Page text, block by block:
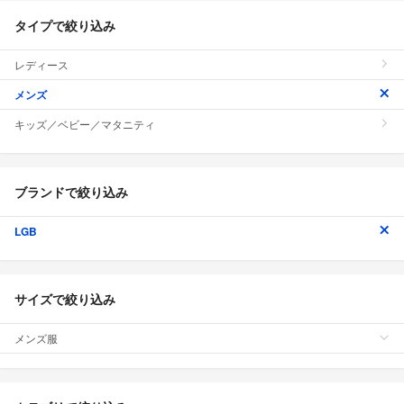
タイプで絞り込み
レディース
メンズ
キッズ／ベビー／マタニティ
ブランドで絞り込み
LGB
サイズで絞り込み
メンズ服